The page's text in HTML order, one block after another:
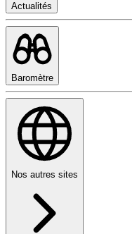
Actualités
Baromètre
Nos autres sites